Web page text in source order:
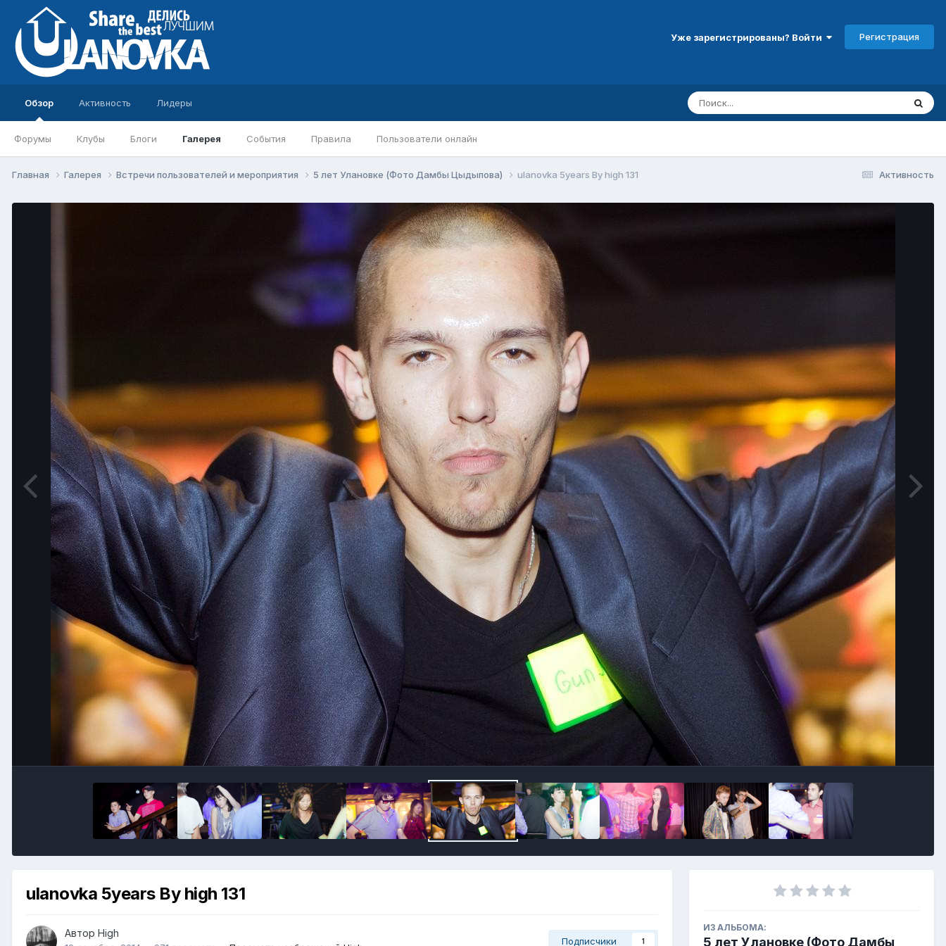
Уже зарегистрированы? Войти Регистрация
Обзор
Форумы Клубы Блоги Галерея События Правила Пользователи онлайн
Активность Лидеры
Активность
Главная Галерея Встречи пользователей и мероприятия 5 лет Улановке (Фото Дамбы Цыдыпова) ulanovka 5years By high 131
ulanovka 5years By high 131
Автор High
Подписчики 1
ИЗ АЛЬБОМА:
5 лет Улановке (Фото Дамбы